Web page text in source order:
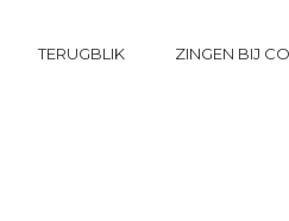
TERUGBLIK ZINGEN BIJ